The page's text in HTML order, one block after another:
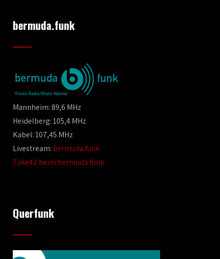
bermuda.funk
Mannheim: 89,6 MHz
Heidelberg: 105,4 MHz
Kabel: 107,45 MHz
Livestream: bermuda.funk
Take42 beim bermuda.funk
Querfunk